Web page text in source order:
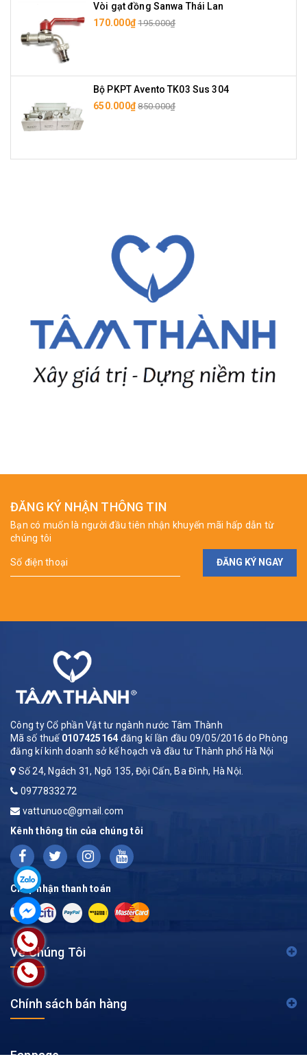
Vòi gạt đồng Sanwa Thái Lan
170.000₫ 195.000₫
Bộ PKPT Avento TK03 Sus 304
650.000₫ 850.000₫
ĐĂNG KÝ NHẬN THÔNG TIN
Bạn có muốn là người đầu tiên nhận khuyến mãi hấp dẫn từ
chúng tôi
ĐĂNG KÝ NGAY
Công ty Cổ phần Vật tư ngành nước Tâm Thành
Mã số thuế 0107425164 đăng kí lần đầu 09/05/2016 do Phòng
đăng kí kinh doanh sở kế hoạch và đầu tư Thành phố Hà Nội
Số 24, Ngách 31, Ngõ 135, Đội Cấn, Ba Đình, Hà Nội.
0977833272
vattunuoc@gmail.com
Kênh thông tin của chúng tôi
Chấp nhận thanh toán
Về Chúng Tôi
Chính sách bán hàng
Fanpage